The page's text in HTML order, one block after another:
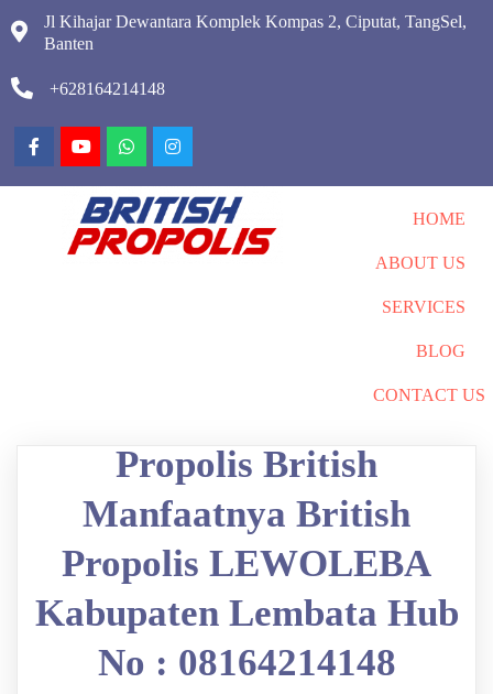
Jl Kihajar Dewantara Komplek Kompas 2, Ciputat, TangSel,
Banten
+628164214148
HOME
ABOUT US
SERVICES
BLOG
CONTACT US
Propolis British
Manfaatnya British
Propolis LEWOLEBA
Kabupaten Lembata Hub
No : 08164214148